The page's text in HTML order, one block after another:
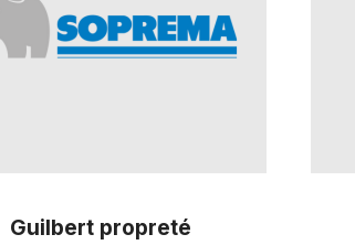
Guilbert propreté